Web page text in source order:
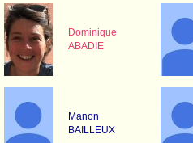
Dominique
ABADIE
Manon
BAILLEUX